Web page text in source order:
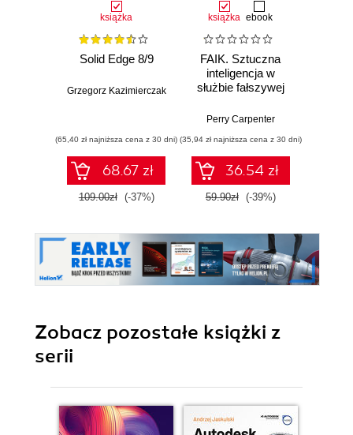
książka
Solid Edge 8/9
Grzegorz Kazimierczak
(65,40 zł najniższa cena z 30 dni)
68.67 zł
109.00zł (-37%)
książka ebook
FAIK. Sztuczna
inteligencja w
służbie fałszywej
Jak przetrwać w
oszustw
Perry Carpenter
(35,94 zł najniższa cena z 30 dni)
36.54 zł
59.90zł (-39%)
Zobacz pozostałe książki z
serii